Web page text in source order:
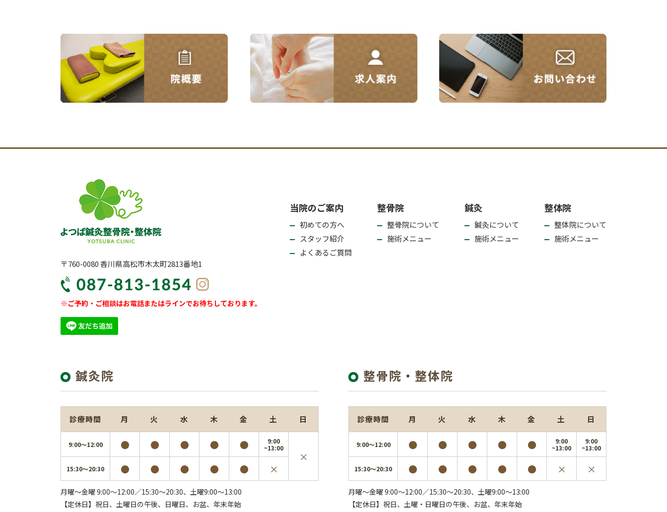
〒760-0080 香川県高松市木太町2813番地1
※ご予約・ご相談はお電話またはラインでお待ちしております。
当院のご案内
初めての方へ
スタッフ紹介
よくあるご質問
整骨院
整骨院について
施術メニュー
鍼灸
鍼灸について
施術メニュー
整体院
整体院について
施術メニュー
鍼灸院
診療時間 月 火 水 木 金 土 日
9:00～12:00 ● ● ● ● ●
9:00
~13:00
×
15:30～20:30 ● ● ● ● ● ×
月曜～金曜 9:00～12:00／15:30～20:30、 土曜9:00～13:00
【定休日】祝日、土曜日の午後、日曜日、お盆、年末年始
整骨院・整体院
診療時間 月 火 水 木 金 土 日
9:00～12:00 ● ● ● ● ●
9:00
~13:00
9:00
~13:00
15:30～20:30 ● ● ● ● ● × ×
月曜～金曜 9:00～12:00／15:30～20:30、 土曜9:00～13:00
【定休日】祝日、土曜・日曜日の午後、お盆、年末年始